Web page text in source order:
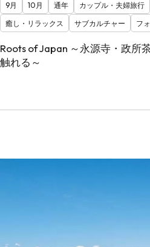
9月
10月 通年 カップル・夫婦旅行
癒し・リラックス
サブカルチャー フ
Roots of Japan ～永源寺・政所
触れる～